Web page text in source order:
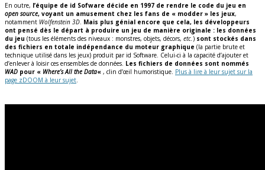
En outre, l’équipe de id Sofware décide en 1997 de rendre le code du jeu en
open source, voyant un amusement chez les fans de « modder » les jeux,
notamment Wolfenstein 3D Mais plus génial encore que cela, les développeurs
ont pensé dès le départ à produire un jeu de manière originale : les données
du jeu (tous les éléments des niveaux : monstres, objets, décors, etc. ) sont stockés dans
des fichiers en totale indépendance du moteur graphique (la partie brute et
technique utilisé dans les jeux) produit par id Software. Celui-ci à la capacité d’ajouter et
d’enlever à loisir ces ensembles de données. Les fichiers de données sont nommés
WAD pour « Where’s All the Data« , clin d’œil humoristique. Plus à lire à leur sujet sur la
page zDOOM à leur sujet